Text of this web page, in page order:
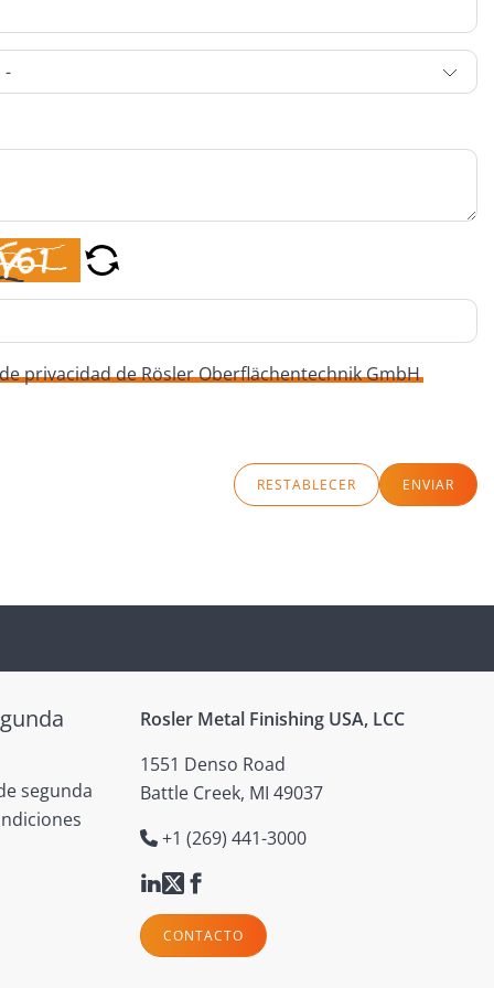
privacidad de Rösler Oberflächentechnik GmbH
RESTABLECER ENVIAR
Rosler Metal Finishing USA, LCC
1551 Denso Road
Battle Creek, MI 49037
+1 (269) 441-3000
CONTACTO
segunda